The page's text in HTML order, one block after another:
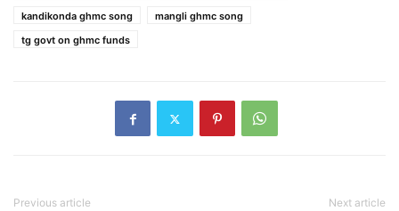
kandikonda ghmc song
mangli ghmc song
tg govt on ghmc funds
Previous article Next article